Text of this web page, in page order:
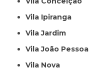
Vila Ipiranga
Vila Jardim
Vila João Pessoa
Vila Nova